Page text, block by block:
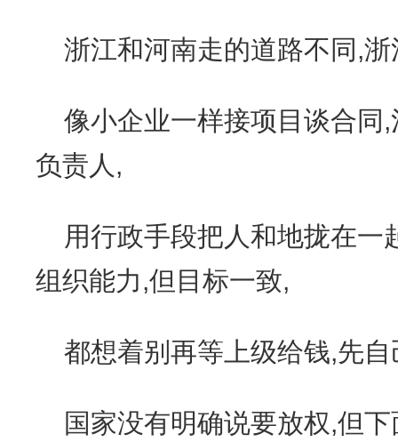
浙江和河南走的道路不同,
像小企业一样接项目谈合同
负责人,
用行政手段把人和地拢在一
组织能力,但目标一致,
都想着别再等上级给钱,先
国家没有明确说要放权,但